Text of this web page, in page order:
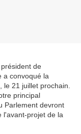
de
a convoqué la
21 juillet prochain.
principal
Parlement devront
l'avant-projet de la